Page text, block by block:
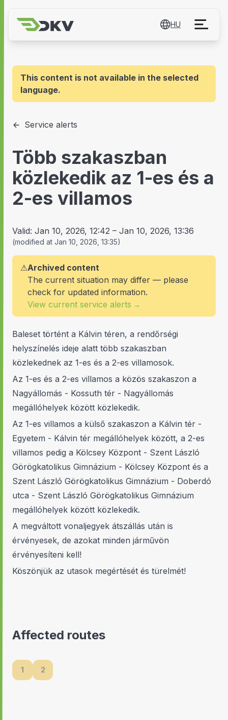
HU
This content is not available in the selected
language.
Service alerts
Több szakaszban
közlekedik az 1-es és a
2-es villamos
Valid: Jan 10, 2026, 12:42 – Jan 10, 2026, 13:36
(modified at Jan 10, 2026, 13:35)
⚠Archived content
The current situation may differ — please
check for updated information.
View current service alerts →
Baleset történt a Kálvin téren, a rendőrségi
helyszínelés ideje alatt több szakaszban
közlekednek az 1-es és a 2-es villamosok.
Az 1-es és a 2-es villamos a közös szakaszon a
Nagyállomás - Kossuth tér - Nagyállomás
megállóhelyek között közlekedik.
Az 1-es villamos a külső szakaszon a Kálvin tér -
Egyetem - Kálvin tér megállóhelyek között, a 2-es
villamos pedig a Kölcsey Központ - Szent László
Görögkatolikus Gimnázium - Kölcsey Központ és a
Szent László Görögkatolikus Gimnázium - Doberdó
utca - Szent László Görögkatolikus Gimnázium
megállóhelyek között közlekedik.
A megváltott vonaljegyek átszállás után is
érvényesek, de azokat minden járművön
érvényesíteni kell!
Köszönjük az utasok megértését és türelmét!
Affected routes
1 2